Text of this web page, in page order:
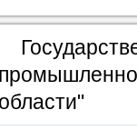
области"